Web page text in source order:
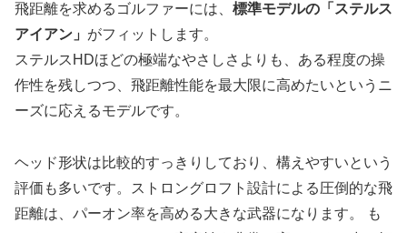
飛距離を求めるゴルファーには、 標準モデルの「ステルス
アイアン」 がフィットします。
ステルスHDほどの極端なやさしさよりも、ある程度の操
作性を残しつつ、飛距離性能を最大限に高めたいというニ
ーズに応えるモデルです。
ヘッド形状は比較的すっきりしており、構えやすいという
評価も多いです。ストロングロフト設計による圧倒的な飛
距離は、パーオン率を高める大きな武器になります。 も